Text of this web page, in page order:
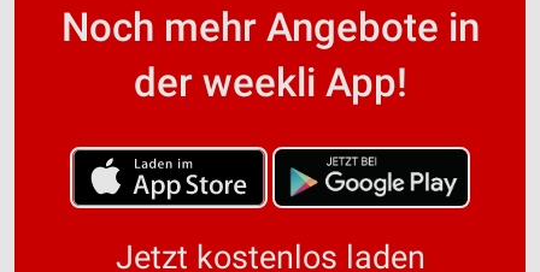
Noch mehr Angebote in
der weekli App!
Jetzt kostenlos laden